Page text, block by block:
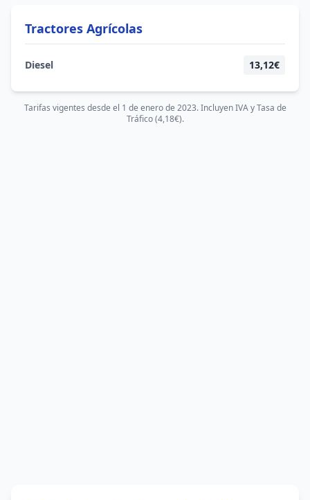
Tractores Agrícolas
Diesel 13,12€
Tarifas vigentes desde el 1 de enero de 2023. Incluyen IVA y Tasa de
Tráfico (4,18€).